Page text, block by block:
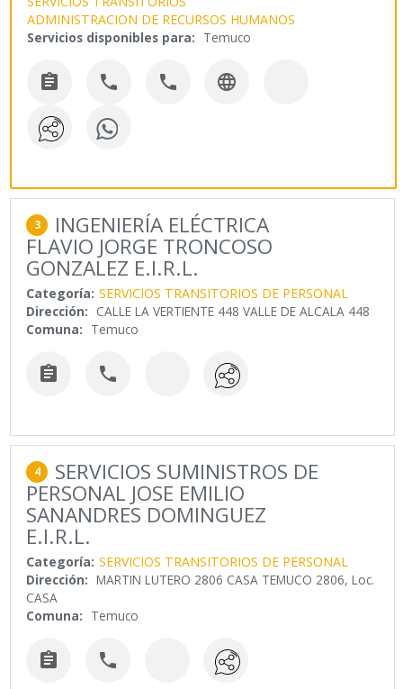
ADMINISTRACION DE RECURSOS HUMANOS
Servicios disponibles para: Temuco
   
3 INGENIERÍA ELÉCTRICA
FLAVIO JORGE TRONCOSO
GONZALEZ E.I.R.L.
Categoría: SERVICIOS TRANSITORIOS DE PERSONAL
Dirección: CALLE LA VERTIENTE 448 VALLE DE ALCALA 448
Comuna: Temuco
 
4 SERVICIOS SUMINISTROS DE
PERSONAL JOSE EMILIO
SANANDRES DOMINGUEZ
E.I.R.L.
Categoría: SERVICIOS TRANSITORIOS DE PERSONAL
Dirección: MARTIN LUTERO 2806 CASA TEMUCO 2806, Loc.
CASA
Comuna: Temuco
 